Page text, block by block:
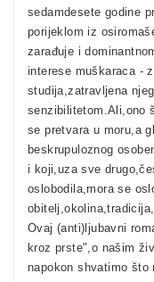
sedamdesete godine
porijeklom iz
zarađuje i
interese muškaraca -
studija,zatravljena
senzibilitetom.Ali,ono
se pretvara u moru,a
beskrupuloznog
i koji,uza sve
oslobodila,mora se
Ovaj (anti)ljubavni
kroz prste",o našim
napokon shvatimo što